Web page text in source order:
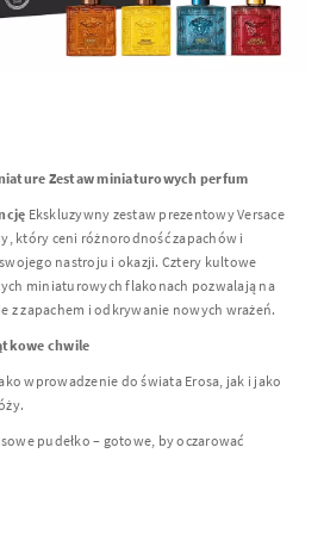
Zestaw miniaturowych perfum
Ekskluzywny zestaw prezentowy Versace
który ceni różnorodność zapachów i
nastroju i okazji. Cztery kultowe
miniaturowych flakonach pozwalają na
z zapachem i odkrywanie nowych wrażeń.
chwile
wprowadzenie do świata Erosa, jak i jako
pudełko – gotowe, by oczarować